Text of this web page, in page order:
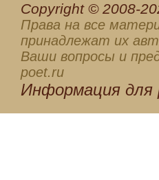
Сopyright © 2008-
Права на все
принадлежат их
Ваши вопросы и
poet.ru
Информация для